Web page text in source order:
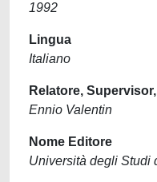
1992
Lingua
Italiano
Relatore,
Ennio Valentin
Nome Editore
Università degli Studi